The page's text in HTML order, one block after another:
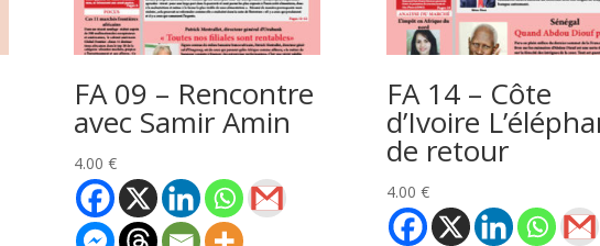
FA 09 – Rencontre
avec Samir Amin
4.00 €
FA 14 – Côte
d’Ivoire
de retour
4.00 €